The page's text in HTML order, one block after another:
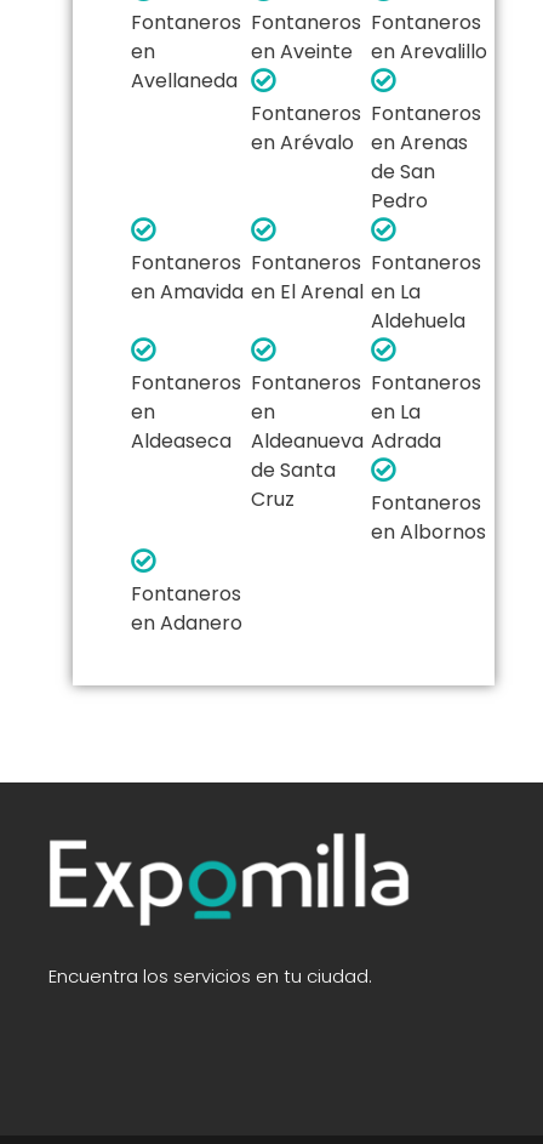
Fontaneros
en
Avellaneda
Fontaneros
en Aveinte
Fontaneros
en Arevalillo
Fontaneros
en Arévalo
Fontaneros
en Arenas
de San
Pedro
Fontaneros
en Amavida
Fontaneros
en El Arenal
Fontaneros
en La
Aldehuela
Fontaneros
en
Aldeaseca
Fontaneros
en
Aldeanueva
de Santa
Cruz
Fontaneros
en La
Adrada
Fontaneros
en Albornos
Fontaneros
en Adanero
Encuentra los servicios en tu ciudad.